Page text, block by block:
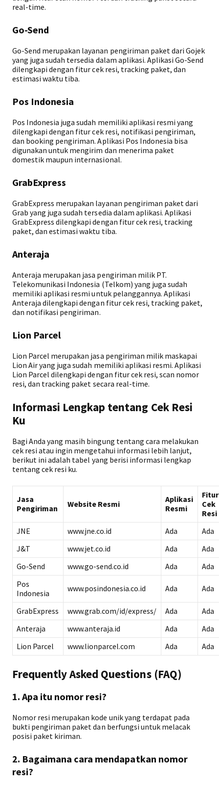
real-time.
Go-Send
Go-Send merupakan layanan pengiriman paket dari Gojek
yang juga sudah tersedia dalam aplikasi. Aplikasi Go-Send
dilengkapi dengan fitur cek resi, tracking paket, dan
estimasi waktu tiba.
Pos Indonesia
Pos Indonesia juga sudah memiliki aplikasi resmi yang
dilengkapi dengan fitur cek resi, notifikasi pengiriman,
dan booking pengiriman. Aplikasi Pos Indonesia bisa
digunakan untuk mengirim dan menerima paket
domestik maupun internasional.
GrabExpress
GrabExpress merupakan layanan pengiriman paket dari
Grab yang juga sudah tersedia dalam aplikasi. Aplikasi
GrabExpress dilengkapi dengan fitur cek resi, tracking
paket, dan estimasi waktu tiba.
Anteraja
Anteraja merupakan jasa pengiriman milik PT.
Telekomunikasi Indonesia (Telkom) yang juga sudah
memiliki aplikasi resmi untuk pelanggannya. Aplikasi
Anteraja dilengkapi dengan fitur cek resi, tracking paket,
dan notifikasi pengiriman.
Lion Parcel
Lion Parcel merupakan jasa pengiriman milik maskapai
Lion Air yang juga sudah memiliki aplikasi resmi. Aplikasi
Lion Parcel dilengkapi dengan fitur cek resi, scan nomor
resi, dan tracking paket secara real-time.
Informasi Lengkap tentang Cek Resi
Ku
Bagi Anda yang masih bingung tentang cara melakukan
cek resi atau ingin mengetahui informasi lebih lanjut,
berikut ini adalah tabel yang berisi informasi lengkap
tentang cek resi ku.
Jasa
Pengiriman
Website Resmi
Aplikasi
Resmi
Fitur
Cek
Resi
JNE
www.jne.co.id Ada
Ada
J&T
www.jet.co.id Ada
Ada
Go-Send
www.go-send.co.id Ada
Ada
Pos
Indonesia
www.posindonesia.co.id Ada Ada
GrabExpress www.grab.com/id/express/ Ada
Ada
Anteraja
www.anteraja.id Ada
Ada
Lion Parcel
www.lionparcel.com Ada Ada
Frequently Asked Questions (FAQ)
1. Apa itu nomor resi?
Nomor resi merupakan kode unik yang terdapat pada
bukti pengiriman paket dan berfungsi untuk melacak
posisi paket kiriman.
2. Bagaimana cara mendapatkan nomor
resi?